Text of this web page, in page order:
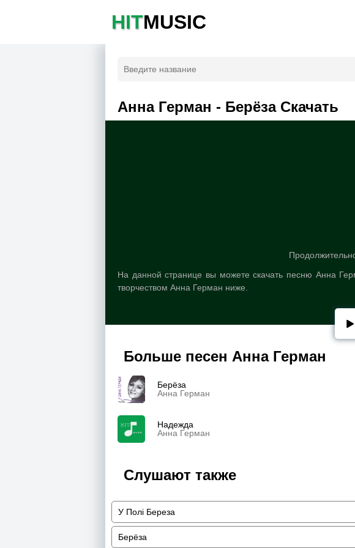
HITMUSIC
Анна Герман - Берёза Скачать
На данной странице вы можете скачать песню Анна
творчеством Анна Герман ниже.
Больше песен Анна Герман
Берёза
Анна Герман
Надежда
Анна Герман
Слушают также
У Полі Береза
Берёза